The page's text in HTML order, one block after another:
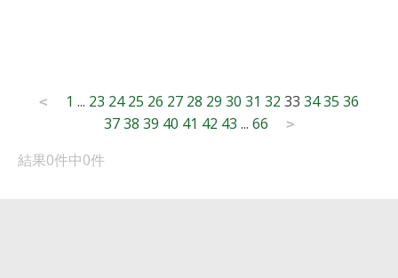
Posts
pagination
< 1 ... 23 24 25 26 27 28 29 30 31 32 33 3435 36
37 38 39 40 41 42 43 ... 66 >
結果0件中0件